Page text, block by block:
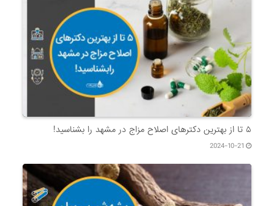
۵ تا از بهترین دکتر‌های اصلاح مزاج در مشهد را بشناسید!
2024-10-21